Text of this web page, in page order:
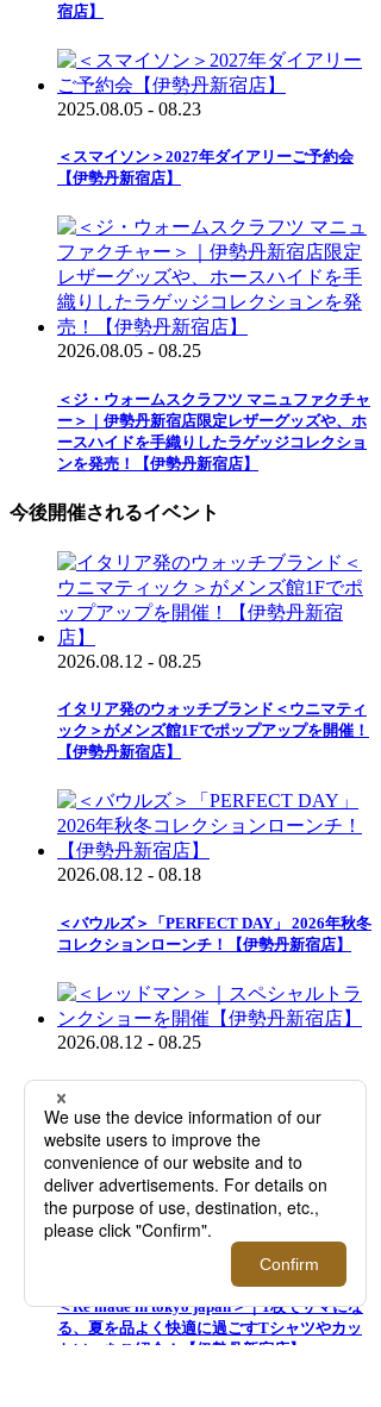
宿店】
2025.08.05 - 08.23
＜スマイソン＞2027年ダイアリーご予約会
【伊勢丹新宿店】
2026.08.05 - 08.25
＜ジ・ウォームスクラフツ マニュファクチャ
ー＞｜伊勢丹新宿店限定レザーグッズや、ホ
ースハイドを手織りしたラゲッジコレクショ
ンを発売！【伊勢丹新宿店】
今後開催されるイベント
2026.08.12 - 08.25
イタリア発のウォッチブランド＜ウニマティ
ック＞がメンズ館1Fでポップアップを開催！
【伊勢丹新宿店】
2026.08.12 - 08.18
＜バウルズ＞「PERFECT DAY」 2026年秋冬
コレクションローンチ！【伊勢丹新宿店】
2026.08.12 - 08.25
＜レッドマン＞｜スペシャルトランクショー
を開催【伊勢丹新宿店】
＜Re made in tokyo japan＞｜1枚でサマにな
る、夏を品よく快適に過ごすTシャツやカッ
トソーをご紹介！【伊勢丹新宿店】